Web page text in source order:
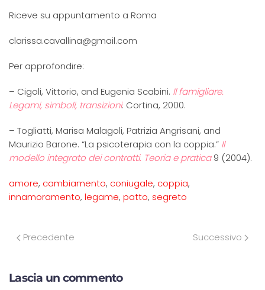
Riceve su appuntamento a Roma
clarissa.cavallina@gmail.com
Per approfondire:
– Cigoli, Vittorio, and Eugenia Scabini. Il famigliare.
Legami, simboli, transizioni. Cortina, 2000.
– Togliatti, Marisa Malagoli, Patrizia Angrisani, and
Maurizio Barone. “La psicoterapia con la coppia.” Il
modello integrato dei contratti. Teoria e pratica9 (2004).
amore, cambiamento, coniugale, coppia,
innamoramento, legame, patto, segreto
Precedente Successivo
Lascia un commento